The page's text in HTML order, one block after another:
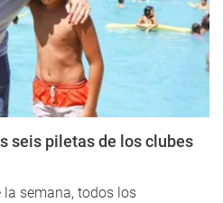
seis piletas de los clubes
semana, todos los